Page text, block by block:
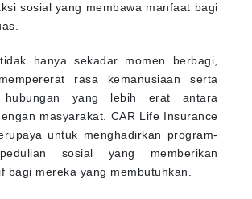
sosial yang membawa manfaat bagi
hanya sekadar momen berbagi,
rasa kemanusiaan serta
hubungan yang lebih erat antara
masyarakat. CAR Life Insurance
untuk menghadirkan program-
sosial yang memberikan
bagi mereka yang membutuhkan.